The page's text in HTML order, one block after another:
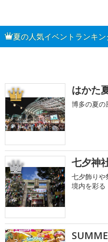
夏の人気イベントランキン
1 はかた
博多の夏の
2 七夕神
七夕飾りや
境内を彩る